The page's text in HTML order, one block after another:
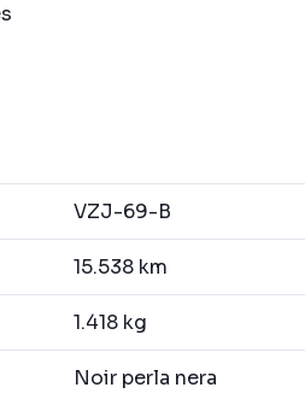
VZJ-69-B
15.538 km
1.418 kg
Noir perla nera